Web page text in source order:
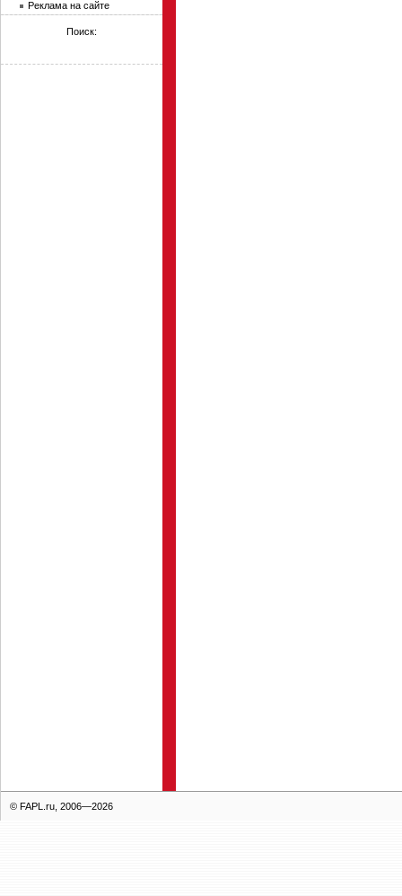
Реклама на сайте
Поиск:
© FAPL.ru, 2006—2026